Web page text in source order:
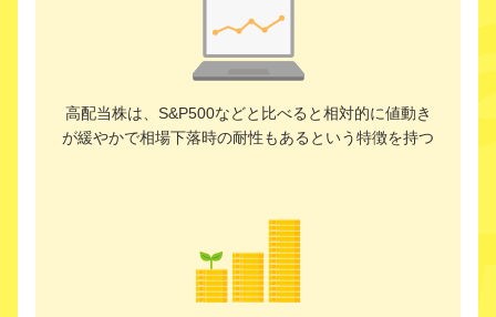
高配当株は、S&P500などと比べると相対的に値動き
が緩やかで相場下落時の耐性もあるという特徴を持つ